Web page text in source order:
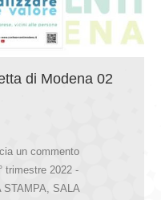
di Modena 02
un commento
trimestre 2022 -
STAMPA SALA